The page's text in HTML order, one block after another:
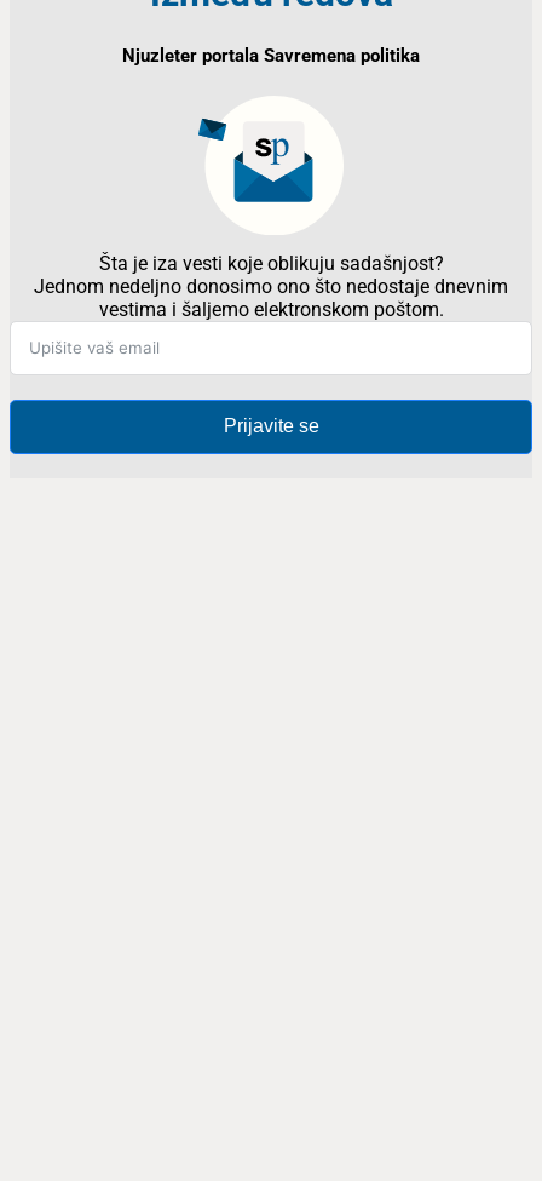
Njuzleter portala Savremena politika
Šta je iza vesti koje oblikuju sadašnjost?
Jednom nedeljno donosimo ono što nedostaje dnevnim
vestima i šaljemo elektronskom poštom.
Prijavite se